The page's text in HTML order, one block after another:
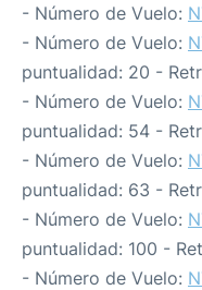
- Número de Vuelo:
- Número de Vuelo:
puntualidad: 20 -
- Número de Vuelo:
puntualidad: 54 -
- Número de Vuelo:
puntualidad: 63 -
- Número de Vuelo:
puntualidad: 100 -
- Número de Vuelo: